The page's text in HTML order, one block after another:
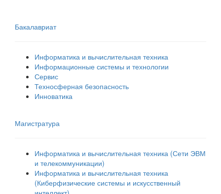
Бакалавриат
Информатика и вычислительная техника
Информационные системы и технологии
Сервис
Техносферная безопасность
Инноватика
Магистратура
Информатика и вычислительная техника (Сети ЭВМ
и телекоммуникации)
Информатика и вычислительная техника
(Киберфизические системы и искусственный